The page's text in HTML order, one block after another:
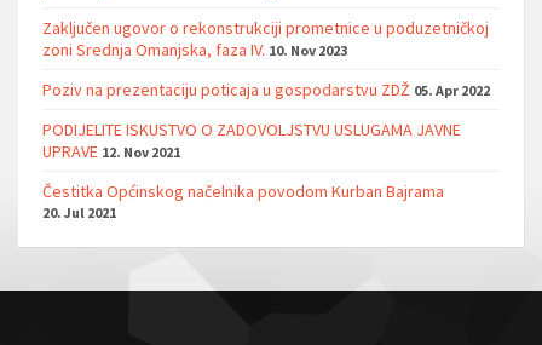
Zaključen ugovor o rekonstrukciji prometnice u poduzetničkoj
zoni Srednja Omanjska, faza IV. 10. Nov 2023
Poziv na prezentaciju poticaja u gospodarstvu ZDŽ 05. Apr 2022
PODIJELITE ISKUSTVO O ZADOVOLJSTVU USLUGAMA JAVNE
UPRAVE 12. Nov 2021
Čestitka Općinskog načelnika povodom Kurban Bajrama
20. Jul 2021